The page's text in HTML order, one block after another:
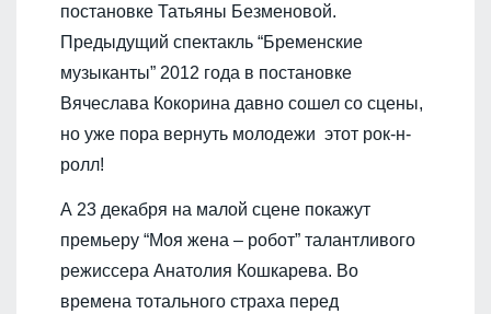
постановке Татьяны Безменовой.
Предыдущий спектакль “Бременские
музыканты” 2012 года в постановке
Вячеслава Кокорина давно сошел со сцены,
но уже пора вернуть молодежи этот рок-н-
ролл!
А 23 декабря на малой сцене покажут
премьеру “Моя жена – робот” талантливого
режиссера Анатолия Кошкарева. Во
времена тотального страха перед